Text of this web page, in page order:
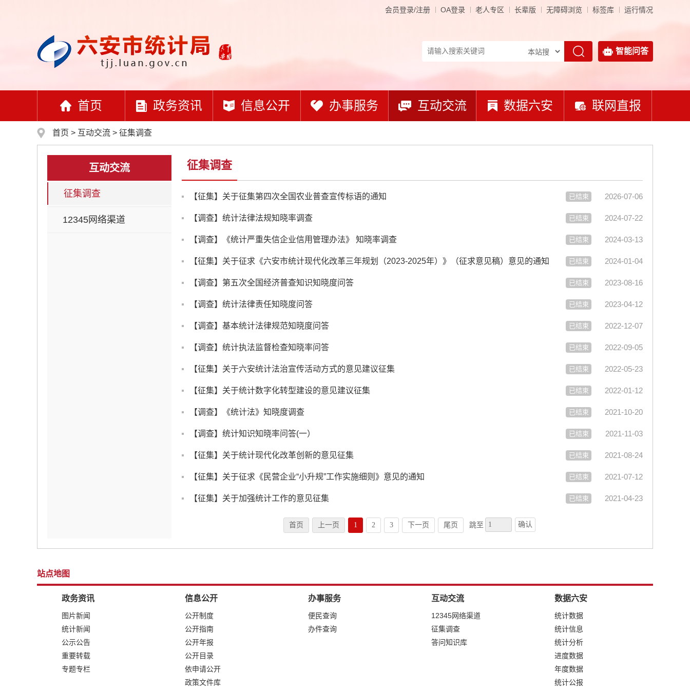
会员登录/注册 OA登录 老人专区 长辈版 无障碍浏览 标签库 运行情况
智能问答
首页 政务资讯 信息公开 办事服务 互动交流 数据六安 联网直报
首页 > 互动交流 > 征集调查
互动交流
征集调查
12345网络渠道
征集调查
【征集】关于征集第四次全国农业普查宣传标语的通知 已结束 2026-07-06
【调查】统计法律法规知晓率调查 已结束 2024-07-22
【调查】《统计严重失信企业信用管理办法》 知晓率调查 已结束 2024-03-13
【征集】关于征求《六安市统计现代化改革三年规划（2023-2025年）》（征求意见稿）意见的通知 已结束 2024-01-04
【调查】第五次全国经济普查知识知晓度问答 已结束 2023-08-16
【调查】统计法律责任知晓度问答 已结束 2023-04-12
【调查】基本统计法律规范知晓度问答 已结束 2022-12-07
【调查】统计执法监督检查知晓率问答 已结束 2022-09-05
【征集】关于六安统计法治宣传活动方式的意见建议征集 已结束 2022-05-23
【征集】关于统计数字化转型建设的意见建议征集 已结束 2022-01-12
【调查】《统计法》知晓度调查 已结束 2021-10-20
【调查】统计知识知晓率问答(一） 已结束 2021-11-03
【征集】关于统计现代化改革创新的意见征集 已结束 2021-08-24
【征集】关于征求《民营企业“小升规”工作实施细则》意见的通知 已结束 2021-07-12
【征集】关于加强统计工作的意见征集 已结束 2021-04-23
首页 上一页 1 2 3 下一页 尾页 跳至 确认
站点地图
政务资讯
图片新闻
统计新闻
公示公告
重要转载
专题专栏
信息公开
公开制度
公开指南
公开年报
公开目录
依申请公开
政策文件库
办事服务
便民查询
办件查询
互动交流
12345网络渠道
征集调查
答问知识库
数据六安
统计数据
统计信息
统计分析
进度数据
年度数据
统计公报